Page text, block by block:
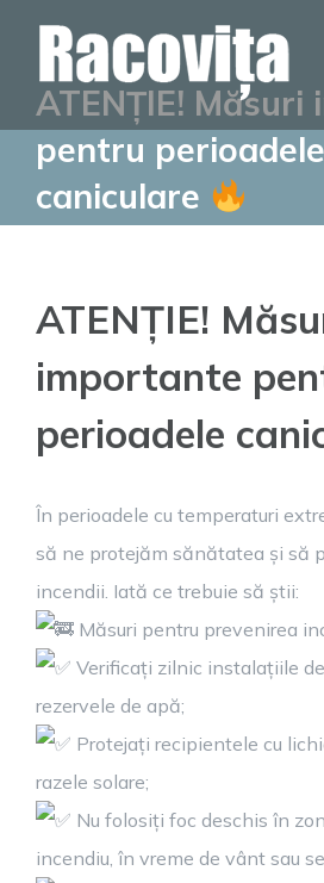
contentATENȚIE!
pentru perioadele
caniculare
ATENȚIE!
importante
perioadele
În perioadele cu temperaturi
să ne protejăm sănătatea și să
incendii. Iată ce trebuie să știi:
Măsuri pentru prevenirea
Verificați zilnic instalațiile
rezervele de apă;
Protejați recipientele cu
razele solare;
Nu folosiți foc deschis în
incendiu, în vreme de vânt sau